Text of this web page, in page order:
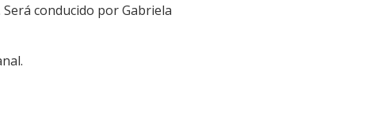
Será conducido por Gabriela